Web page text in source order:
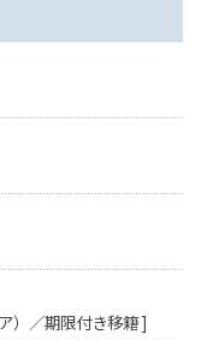
）／期限付き移籍 ]